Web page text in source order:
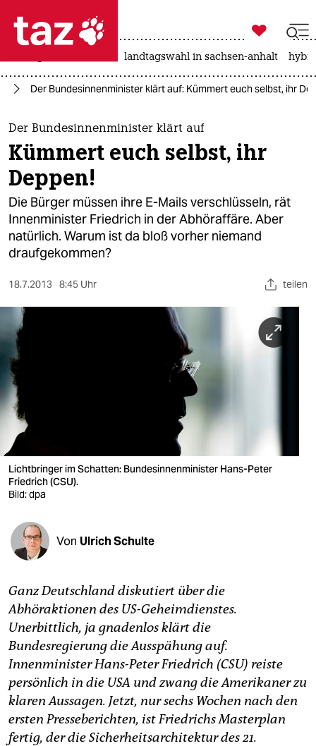
 taz zahl ich
taz zahl ich
themen
politik
öko
gesellschaft
kultur
sport
berlin
nord
wahrheit
verlag
verlag
veranstaltungen
shop
fragen & hilfe
unterstützen
genossenschaft
epaper login

taz zahl ich
landtagswahl in sachsen-anhalt
Der Bundesinnenminister klärt auf: Kümmert euch selbst, ihr
Der Bundesinnenminister klärt auf
Kümmert euch selbst, ihr
Deppen!
Die Bürger müssen ihre E-Mails verschlüsseln, rät
Innenminister Friedrich in der Abhöraffäre. Aber
natürlich. Warum ist da bloß vorher niemand
draufgekommen?
18.7.2013 8:45 Uhr teilen
Lichtbringer im Schatten: Bundesinnenminister Hans-Peter
Friedrich (CSU).
Bild: dpa
Von Ulrich Schulte
Ganz Deutschland diskutiert über die
Abhöraktionen des US-Geheimdienstes.
Unerbittlich, ja gnadenlos klärt die
Bundesregierung die Ausspähung auf.
Innenminister Hans-Peter Friedrich (CSU) reiste
persönlich in die USA und zwang die Amerikaner zu
klaren Aussagen. Jetzt, nur sechs Wochen nach den
ersten Presseberichten, ist Friedrichs Masterplan
fertig, der die Sicherheitsarchitektur des 21.